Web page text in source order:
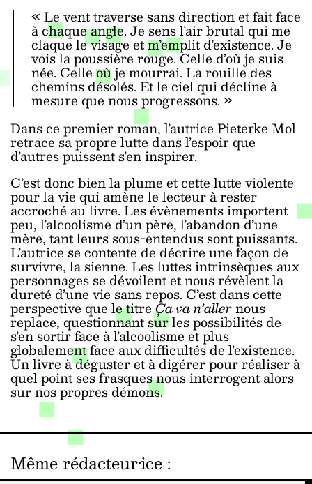
« Le vent traverse sans direction et fait face
à chaque angle. Je sens l’air brutal qui me
claque le visage et m’emplit d’existence. Je
vois la poussière rouge. Celle d’où je suis
née. Celle où je mourrai. La rouille des
chemins désolés. Et le ciel qui décline à
mesure que nous progressons. »
Dans ce premier roman, l’autrice Pieterke Mol
retrace sa propre lutte dans l’espoir que
d’autres puissent s’en inspirer.
C’est donc bien la plume et cette lutte violente
pour la vie qui amène le lecteur à rester
accroché au livre. Les évènements importent
peu, l’alcoolisme d’un père, l’abandon d’une
mère, tant leurs sous-entendus sont puissants.
L’autrice se contente de décrire une façon de
survivre, la sienne. Les luttes intrinsèques aux
personnages se dévoilent et nous révèlent la
dureté d’une vie sans repos. C’est dans cette
perspective que le titreÇa va n’allernous
replace, questionnant sur les possibilités de
s’en sortir face à l’alcoolisme et plus
globalement face aux difficultés de l’existence.
Un livre à déguster et à digérer pour réaliser à
quel point ses frasques nous interrogent alors
sur nos propres démons.
Même rédacteur·ice :